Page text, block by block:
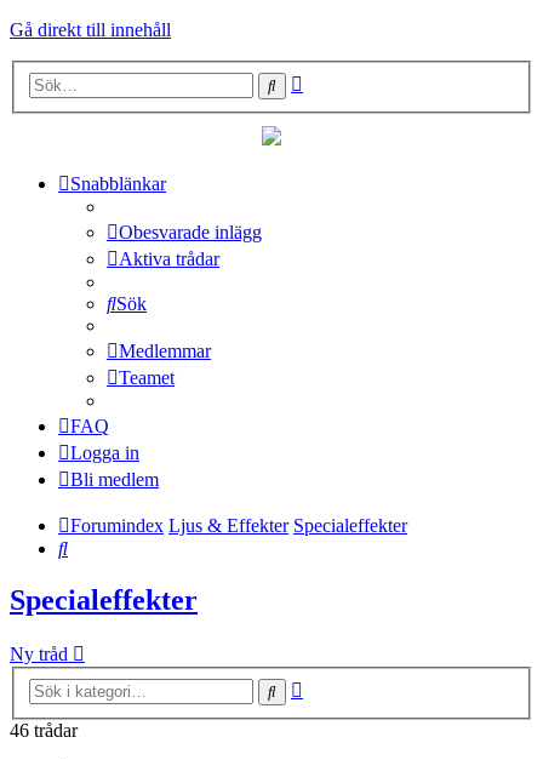
Gå direkt till innehåll
Sök
Snabblänkar
Obesvarade inlägg
Aktiva trådar
Sök
Medlemmar
Teamet
FAQ
Logga in
Bli medlem
Forumindex Ljus & Effekter Specialeffekter
Sök
Specialeffekter
Ny tråd
Sök
46 trådar